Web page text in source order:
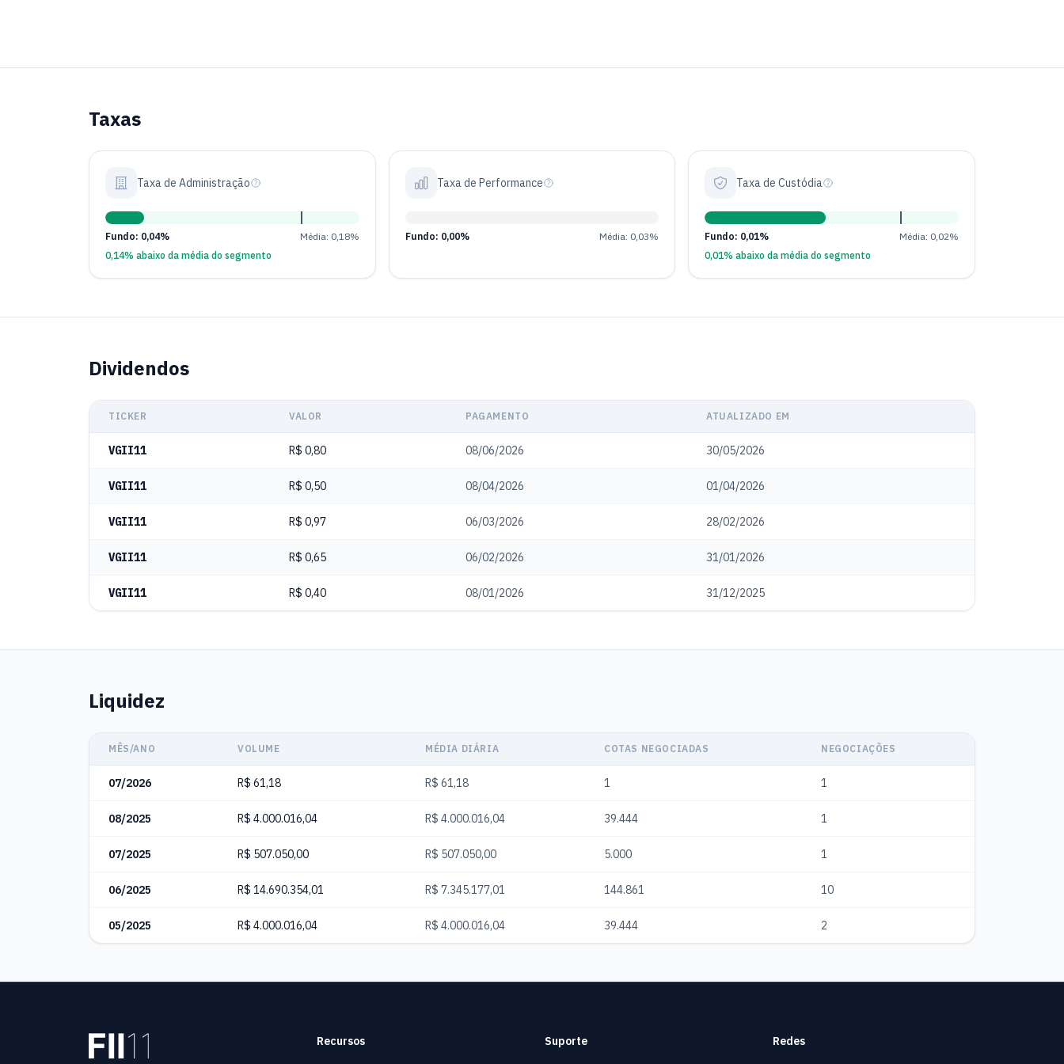
Taxas
Taxa de Administração
Fundo: 0,04%
Média: 0,18%
0,14% abaixo da média do segmento
Taxa de Performance
Fundo: 0,00% Média: 0,03%
Taxa de Custódia
Fundo: 0,01%
Média: 0,02%
0,01% abaixo da média do segmento
Dividendos
TICKER VALOR PAGAMENTO ATUALIZADO EM
VGII11 R$ 0,80 08/06/2026 30/05/2026
VGII11 R$ 0,50 08/04/2026 01/04/2026
VGII11 R$ 0,97 06/03/2026 28/02/2026
VGII11 R$ 0,65 06/02/2026 31/01/2026
VGII11 R$ 0,40 08/01/2026 31/12/2025
Liquidez
MÊS/ANO VOLUME MÉDIA DIÁRIA COTAS NEGOCIADAS NEGOCIAÇÕES
07/2026 R$ 61,18 R$ 61,18 1 1
08/2025 R$ 4.000.016,04 R$ 4.000.016,04 39.444 1
07/2025 R$ 507.050,00 R$ 507.050,00 5.000 1
06/2025 R$ 14.690.354,01 R$ 7.345.177,01 144.861 10
05/2025 R$ 4.000.016,04 R$ 4.000.016,04 39.444 2
Recursos Suporte
Redes